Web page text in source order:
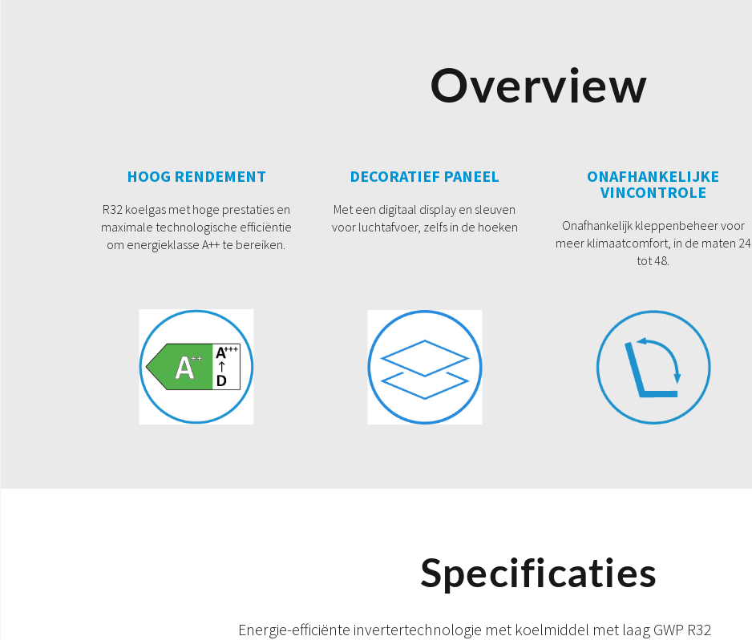
Overview
HOOG RENDEMENT
R32 koelgas met hoge prestaties en
maximale technologische efficiëntie
om energieklasse A++ te bereiken.
DECORATIEF PANEEL
Met een digitaal display en sleuven
voor luchtafvoer, zelfs in de hoeken
ONAFHANKELIJKE
VINCONTROLE
Onafhankelijk kleppenbeheer voor
meer klimaatcomfort, in de maten 24
tot 48.
Specificaties
Energie-efficiënte invertertechnologie met koelmiddel met laag GWP R32